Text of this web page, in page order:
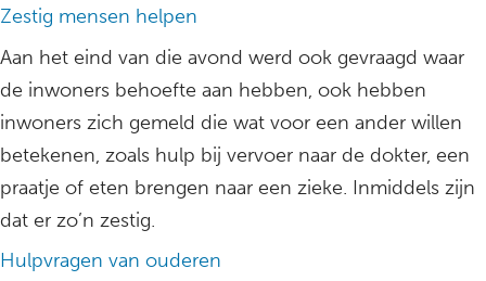
Zestig mensen helpen
Aan het eind van die avond werd ook gevraagd waar
de inwoners behoefte aan hebben, ook hebben
inwoners zich gemeld die wat voor een ander willen
betekenen, zoals hulp bij vervoer naar de dokter, een
praatje of eten brengen naar een zieke. Inmiddels zijn
dat er zo’n zestig.
Hulpvragen van ouderen